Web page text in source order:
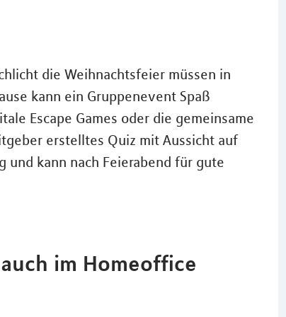
die Weihnachtsfeier müssen in
kann ein Gruppenevent Spaß
Escape Games oder die gemeinsame
erstelltes Quiz mit Aussicht auf
und kann nach Feierabend für gute
im Homeoffice